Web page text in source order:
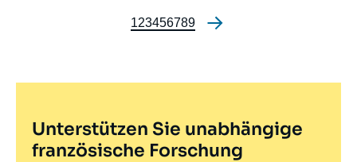
émissionSeite
1Seite
2Seite
3Seite
4Seite
5Seite
6Seite
7Seite
8Seite
9
Unterstützen Sie unabhängige
französische Forschung